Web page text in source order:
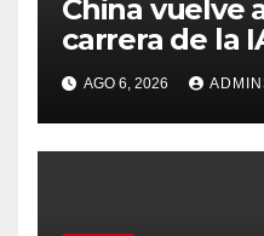
China vuelve
carrera de la
modelo capaz
durante días
humana
AGO 6, 2026